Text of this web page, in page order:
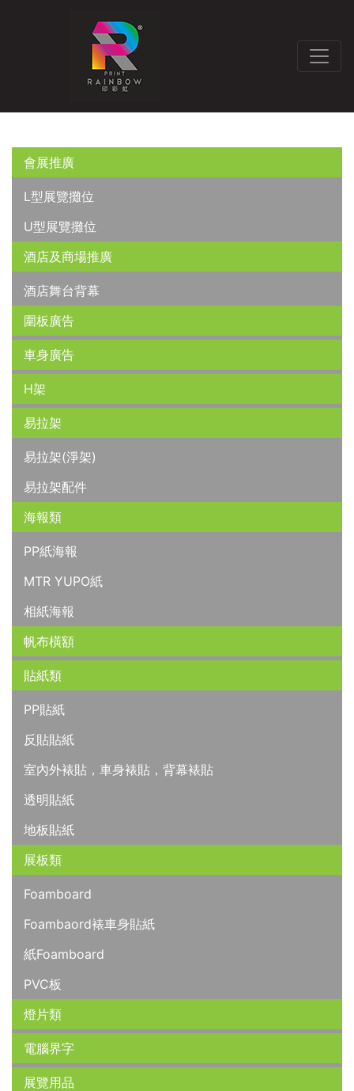
會展推廣
L型展覽攤位
U型展覽攤位
酒店及商場推廣
酒店舞台背幕
圍板廣告
車身廣告
H架
易拉架
易拉架(淨架)
易拉架配件
海報類
PP紙海報
MTR YUPO紙
相紙海報
帆布橫額
貼紙類
PP貼紙
反貼貼紙
室內外裱貼，車身裱貼，背幕裱貼
透明貼紙
地板貼紙
展板類
Foamboard
Foambaord裱車身貼紙
紙Foamboard
PVC板
燈片類
電腦界字
展覽用品